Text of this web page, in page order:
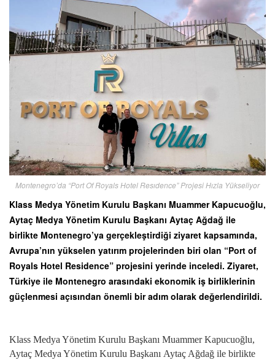
Montenegro’da “Port Of Royals Hotel Resıdence” Projesi Hızla Yükseliyor
Klass Medya Yönetim Kurulu Başkanı Muammer Kapucuoğlu,
Aytaç Medya Yönetim Kurulu Başkanı Aytaç Ağdağ ile
birlikte Montenegro’ya gerçekleştirdiği ziyaret kapsamında,
Avrupa’nın yükselen yatırım projelerinden biri olan “Port of
Royals Hotel Residence” projesini yerinde inceledi. Ziyaret,
Türkiye ile Montenegro arasındaki ekonomik iş birliklerinin
güçlenmesi açısından önemli bir adım olarak değerlendirildi.
Klass Medya Yönetim Kurulu Başkanı Muammer Kapucuoğlu,
Aytaç Medya Yönetim Kurulu Başkanı Aytaç Ağdağ ile birlikte